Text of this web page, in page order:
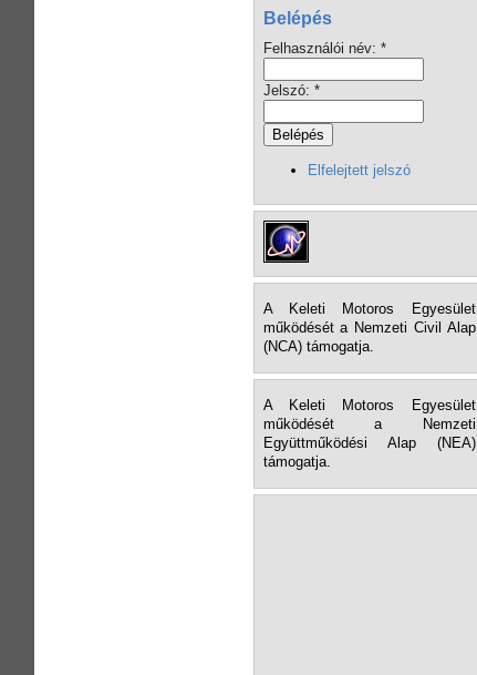
Belépés
Felhasználói név: *
Jelszó: *
Elfelejtett jelszó
A Keleti Motoros Egyesület
működését a Nemzeti Civil Alap
(NCA) támogatja.
A Keleti Motoros Egyesület
működését a Nemzeti
Együttműködési Alap (NEA)
támogatja.